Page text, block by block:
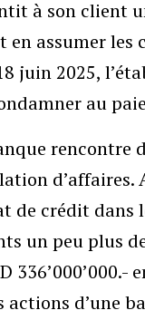
à son client
assumer les
juin 2025,
au
rencontre
de crédit dans
un peu plus
d’une